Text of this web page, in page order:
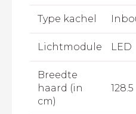
Type kachel
Lichtmodule LED
Breedte
haard (in
cm)
128.5